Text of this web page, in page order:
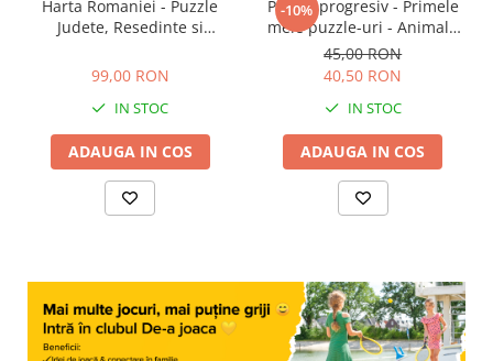
Harta Romaniei - Puzzle
Judete, Resedinte si
99,00 RON
IN STOC
ADAUGA IN COS
-10%
Puzzle progresiv - Primele
mele puzzle-uri - Animale
de fermă, 21 piese, 2 ani+,
Apli Kids
45,00 RON
40,50 RON
IN STOC
ADAUGA IN COS